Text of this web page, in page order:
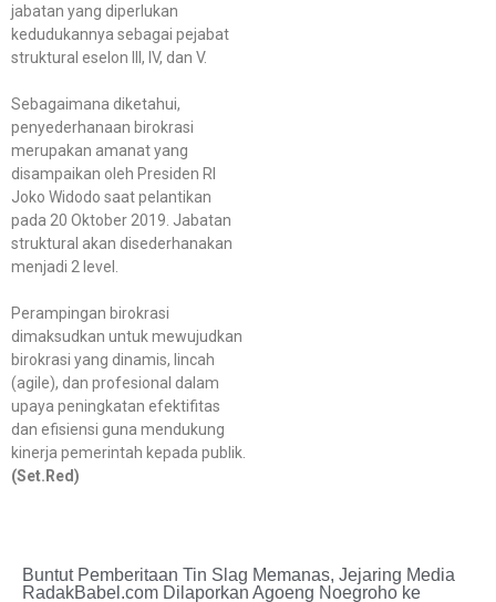
jabatan yang diperlukan
kedudukannya sebagai pejabat
struktural eselon III, IV, dan V.
Sebagaimana diketahui,
penyederhanaan birokrasi
merupakan amanat yang
disampaikan oleh Presiden RI
Joko Widodo saat pelantikan
pada 20 Oktober 2019. Jabatan
struktural akan disederhanakan
menjadi 2 level.
Perampingan birokrasi
dimaksudkan untuk mewujudkan
birokrasi yang dinamis, lincah
(agile), dan profesional dalam
upaya peningkatan efektifitas
dan efisiensi guna mendukung
kinerja pemerintah kepada publik.
(Set.Red)
Buntut Pemberitaan Tin Slag Memanas, Jejaring Media
RadakBabel.com Dilaporkan Agoeng Noegroho ke